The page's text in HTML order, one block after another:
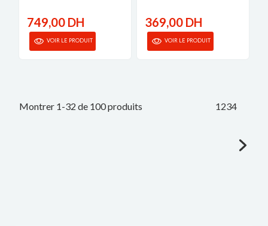
749,00 DH
VOIR LE PRODUIT
369,00 DH
VOIR LE PRODUIT
Montrer 1-32 de 100 produits 1234